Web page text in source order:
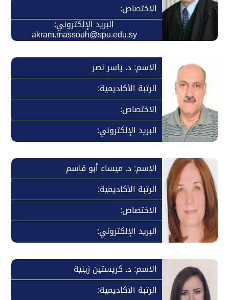
الاختصاص:
البريد الإلكتروني:
akram.massouh@spu.edu.sy
الاسم: د. ياسر نصر
الرتبة الأكاديمية:
الاختصاص:
البريد الإلكتروني:
الاسم: د. ميساء أبو قاسم
الرتبة الأكاديمية:
الاختصاص:
البريد الإلكتروني:
الاسم: د. كريستين زينية
الرتبة الأكاديمية: